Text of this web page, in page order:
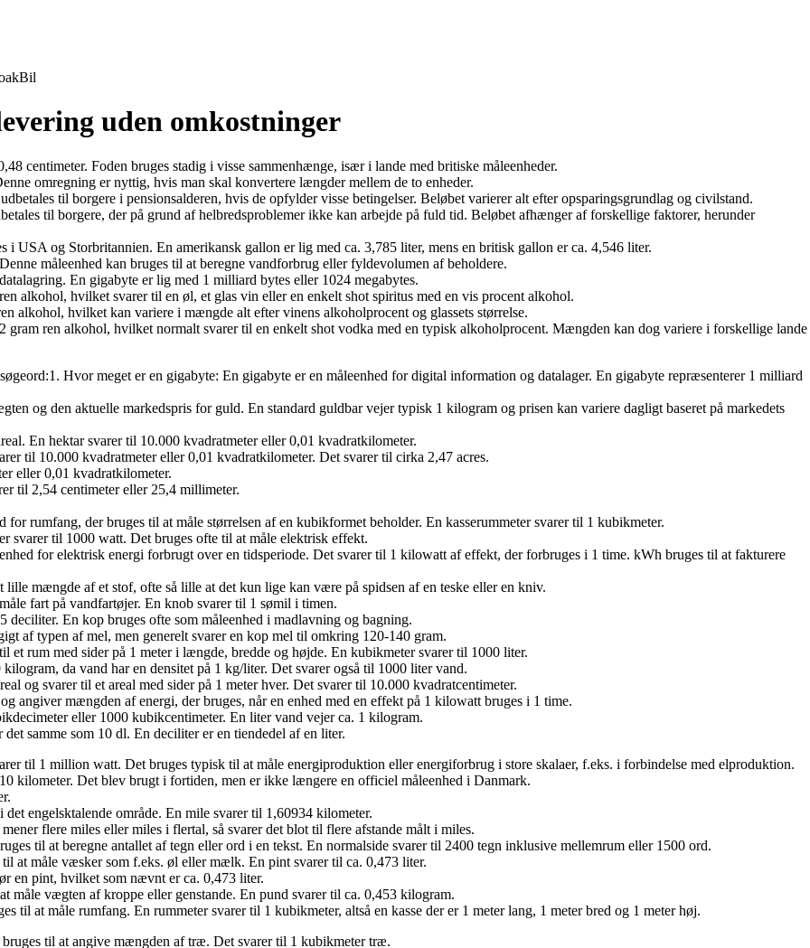
Bil
uden omkostninger
centimeter. Foden bruges stadig i visse sammenhænge, især i lande med britiske måleenheder.
omregning er nyttig, hvis man skal konvertere længder mellem de to enheder.
til borgere i pensionsalderen, hvis de opfylder visse betingelser. Beløbet varierer alt efter opsparingsgrundlag og civilstand.
til borgere, der på grund af helbredsproblemer ikke kan arbejde på fuld tid. Beløbet afhænger af forskellige faktorer, herunder
USA og Storbritannien. En amerikansk gallon er lig med ca. 3,785 liter, mens en britisk gallon er ca. 4,546 liter.
måleenhed kan bruges til at beregne vandforbrug eller fyldevolumen af beholdere.
En gigabyte er lig med 1 milliard bytes eller 1024 megabytes.
alkohol, hvilket svarer til en øl, et glas vin eller en enkelt shot spiritus med en vis procent alkohol.
alkohol, hvilket kan variere i mængde alt efter vinens alkoholprocent og glassets størrelse.
gram ren alkohol, hvilket normalt svarer til en enkelt shot vodka med en typisk alkoholprocent. Mængden kan dog variere i forskellige lande
Hvor meget er en gigabyte: En gigabyte er en måleenhed for digital information og datalager. En gigabyte repræsenterer 1 milliard
og den aktuelle markedspris for guld. En standard guldbar vejer typisk 1 kilogram og prisen kan variere dagligt baseret på markedets
En hektar svarer til 10.000 kvadratmeter eller 0,01 kvadratkilometer.
til 10.000 kvadratmeter eller 0,01 kvadratkilometer. Det svarer til cirka 2,47 acres.
eller 0,01 kvadratkilometer.
til 2,54 centimeter eller 25,4 millimeter.
for rumfang, der bruges til at måle størrelsen af ​​en kubikformet beholder. En kasserummeter svarer til 1 kubikmeter.
svarer til 1000 watt. Det bruges ofte til at måle elektrisk effekt.
for elektrisk energi forbrugt over en tidsperiode. Det svarer til 1 kilowatt af effekt, der forbruges i 1 time. kWh bruges til at fakturere
mængde af et stof, ofte så lille at det kun lige kan være på spidsen af en teske eller en kniv.
fart på vandfartøjer. En knob svarer til 1 sømil i timen.
En kop bruges ofte som måleenhed i madlavning og bagning.
af typen af mel, men generelt svarer en kop mel til omkring 120-140 gram.
et rum med sider på 1 meter i længde, bredde og højde. En kubikmeter svarer til 1000 liter.
da vand har en densitet på 1 kg/liter. Det svarer også til 1000 liter vand.
og svarer til et areal med sider på 1 meter hver. Det svarer til 10.000 kvadratcentimeter.
angiver mængden af energi, der bruges, når en enhed med en effekt på 1 kilowatt bruges i 1 time.
eller 1000 kubikcentimeter. En liter vand vejer ca. 1 kilogram.
samme som 10 dl. En deciliter er en tiendedel af en liter.
til 1 million watt. Det bruges typisk til at måle energiproduktion eller energiforbrug i store skalaer, f.eks. i forbindelse med elproduktion.
kilometer. Det blev brugt i fortiden, men er ikke længere en officiel måleenhed i Danmark.
engelsktalende område. En mile svarer til 1,60934 kilometer.
flere miles eller miles i flertal, så svarer det blot til flere afstande målt i miles.
til at beregne antallet af tegn eller ord i en tekst. En normalside svarer til 2400 tegn inklusive mellemrum eller 1500 ord.
at måle væsker som f.eks. øl eller mælk. En pint svarer til ca. 0,473 liter.
en pint, hvilket som nævnt er ca. 0,473 liter.
måle vægten af kroppe eller genstande. En pund svarer til ca. 0,453 kilogram.
til at måle rumfang. En rummeter svarer til 1 kubikmeter, altså en kasse der er 1 meter lang, 1 meter bred og 1 meter høj.
til at angive mængden af træ. Det svarer til 1 kubikmeter træ.